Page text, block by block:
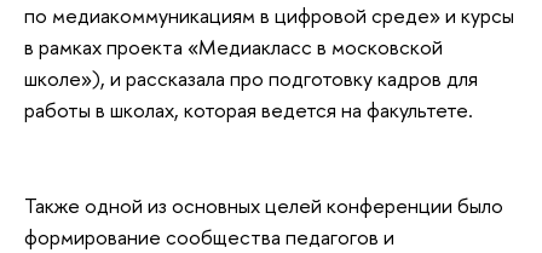
по медиакоммуникациям в цифровой среде» и курсы
в рамках проекта «Медиакласс в московской
школе»), и рассказала про подготовку кадров для
работы в школах, которая ведется на факультете.
Также одной из основных целей конференции было
формирование сообщества педагогов и